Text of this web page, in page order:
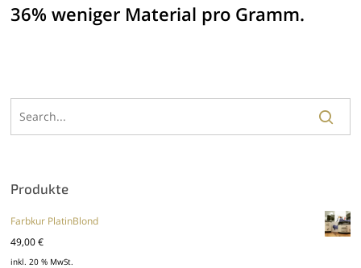
36% weniger Material pro Gramm.
Produkte
Farbkur PlatinBlond
49,00€
inkl. 20 % MwSt.